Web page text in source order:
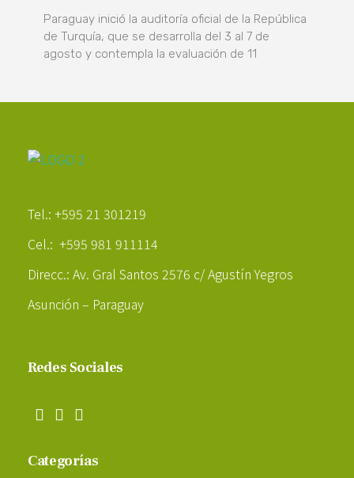
Paraguay inició la auditoría oficial de la República
de Turquía, que se desarrolla del 3 al 7 de
agosto y contempla la evaluación de 11
Tel.: +595 21 301219
Cel.: +595 981 911114
Direcc.: Av. Gral Santos 2576 c/ Agustín Yegros
Asunción – Paraguay
Redes Sociales
Categorías